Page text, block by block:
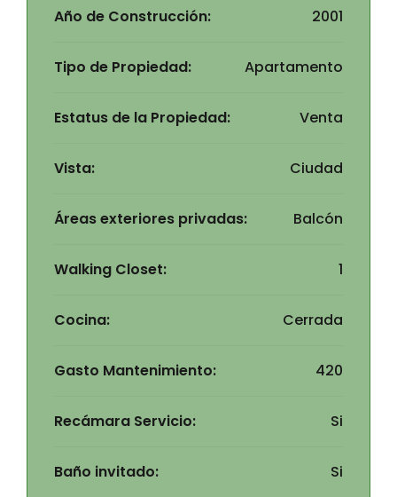
Año de Construcción: 2001
Tipo de Propiedad: Apartamento
Estatus de la Propiedad: Venta
Vista: Ciudad
Áreas exteriores privadas: Balcón
Walking Closet: 1
Cocina: Cerrada
Gasto Mantenimiento: 420
Recámara Servicio: Si
Baño invitado: Si